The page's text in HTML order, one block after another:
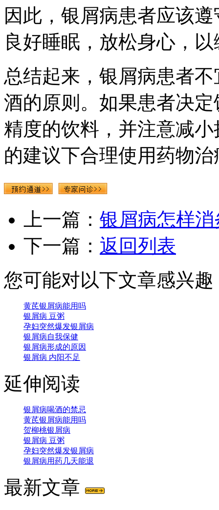
因此，银屑病患者应该
良好睡眠，放松身心，
总结起来，银屑病患者
酒的原则。如果患者决
精度的饮料，并注意减
的建议下合理使用药物
上一篇： 银屑病怎样消
下一篇： 返回列表
您可能对以下文章感兴趣
黄芪银屑病能用吗
银屑病 豆粥
孕妇突然爆发银屑病
银屑病自我保健
银屑病形成的原因
银屑病 内阳不足
延伸阅读
银屑病喝酒的禁忌
黄芪银屑病能用吗
贺柳桃银屑病
银屑病 豆粥
孕妇突然爆发银屑病
银屑病用药几天能退
最新文章